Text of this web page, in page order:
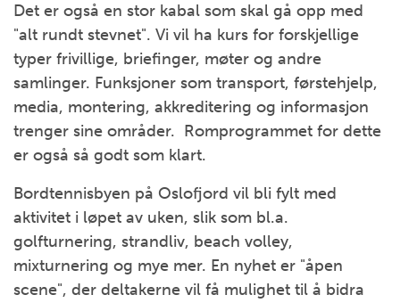
Det er også en stor kabal som skal gå opp med
"alt rundt stevnet". Vi vil ha kurs for forskjellige
typer frivillige, briefinger, møter og andre
samlinger. Funksjoner som transport, førstehjelp,
media, montering, akkreditering og informasjon
trenger sine områder. Romprogrammet for dette
er også så godt som klart.
Bordtennisbyen på Oslofjord vil bli fylt med
aktivitet i løpet av uken, slik som bl.a.
golfturnering, strandliv, beach volley,
mixturnering og mye mer. En nyhet er "åpen
scene", der deltakerne vil få mulighet til å bidra